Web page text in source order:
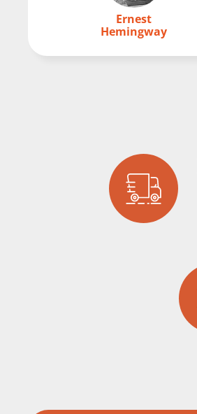
Ernest
Hemingway